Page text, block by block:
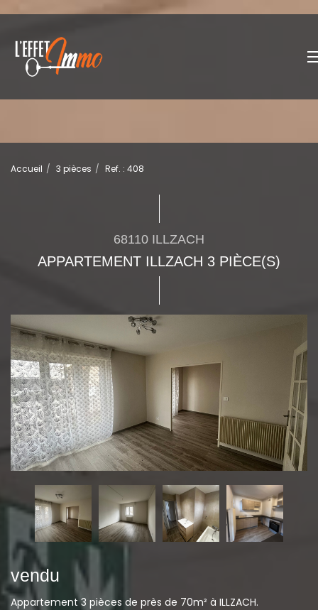
Accueil 3 pièces Ref. : 408
68110 ILLZACH
APPARTEMENT ILLZACH 3 PIÈCE(S)
vendu
Appartement 3 pièces de près de 70m² à ILLZACH.